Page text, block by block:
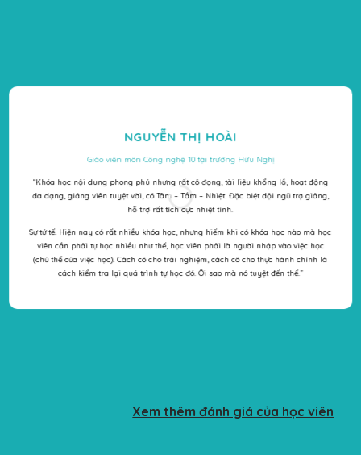
NGUYỄN THỊ HOÀI
Giáo viên môn Công nghệ 10 tại trường Hữu Nghị
“Khóa học nội dung phong phú nhưng rất cô đọng, tài liệu khổng lồ, hoạt động
đa dạng, giảng viên tuyệt vời, có Tâm – Tầm – Nhiệt. Đặc biệt đội ngũ trợ giảng,
hỗ trợ rất tích cực nhiệt tình.
Sự tử tế. Hiện nay có rất nhiều khóa học, nhưng hiếm khi có khóa học nào mà học
viên cần phải tự học nhiều như thế, học viên phải là người nhập vào việc học
(chủ thể của việc học). Cách cô cho trải nghiệm, cách cô cho thực hành chính là
cách kiểm tra lại quá trình tự học đó. Ôi sao mà nó tuyệt đến thế.”
Xem thêm đánh giá của học viên